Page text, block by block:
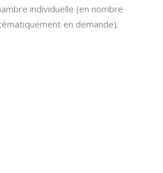
individuelle (en nombre
en demande).